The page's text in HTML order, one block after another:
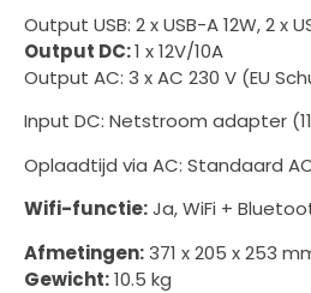
Output USB: 2 x USB-A 12W, 2 x
Output DC:1 x 12V/10A
Output AC: 3 x AC 230 V (EU
Input DC: Netstroom adapter
Oplaadtijd via AC: Standaard
Wifi-functie:Ja, WiFi +
Afmetingen:371 x 205 x 253
Gewicht:10.5 kg